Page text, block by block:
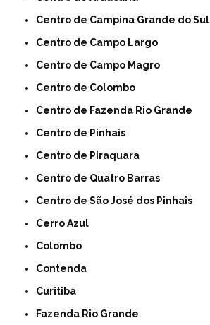
Centro de Campina Grande do Sul
Centro de Campo Largo
Centro de Campo Magro
Centro de Colombo
Centro de Fazenda Rio Grande
Centro de Pinhais
Centro de Piraquara
Centro de Quatro Barras
Centro de São José dos Pinhais
Cerro Azul
Colombo
Contenda
Curitiba
Fazenda Rio Grande